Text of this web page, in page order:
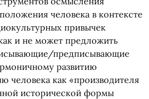
человека в контексте
привычек
и не может предложить
предписывающие
развитию
человека как «производителя
исторической формы